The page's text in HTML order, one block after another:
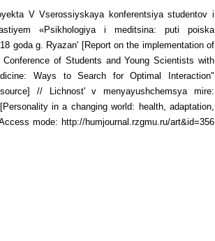
V Vserossiyskaya konferentsiya studentov i
«Psikhologiya i meditsina: puti poiska
goda g. Ryazan' [Report on the implementation of
of Students and Young Scientists with
Ways to Search for Optimal Interaction"
// Lichnost' v menyayushchemsya mire:
in a changing world: health, adaptation,
mode: http://humjournal.rzgmu.ru/art&id=356